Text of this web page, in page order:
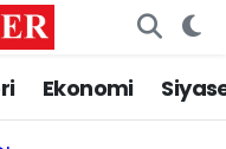
Ekonomi